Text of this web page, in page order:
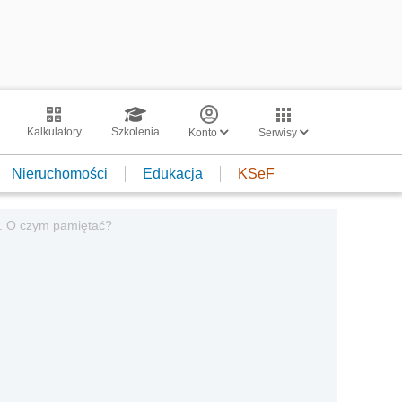
Kalkulatory Szkolenia Konto Serwisy
Nieruchomości Edukacja KSeF
O czym pamiętać?